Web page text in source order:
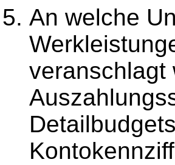
An welche
veranschlagt